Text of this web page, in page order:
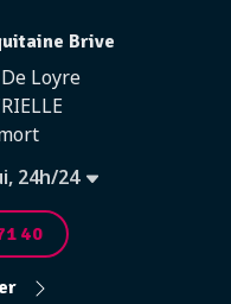
Brive
Loyre
24h/24
40